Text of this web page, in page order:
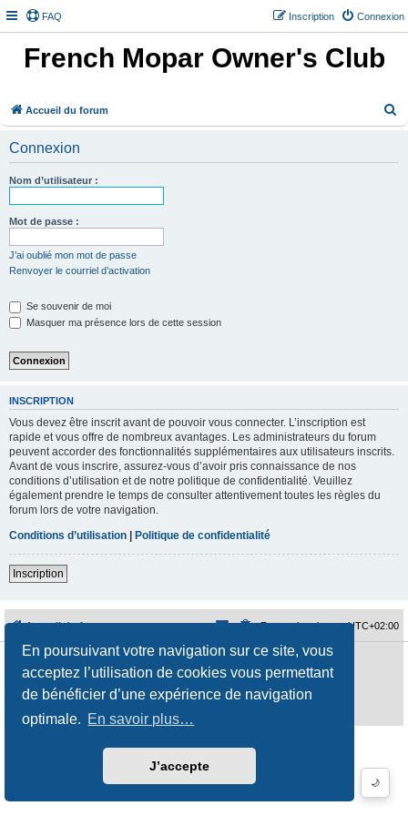
En poursuivant votre navigation sur ce site, vous
acceptez l’utilisation de cookies vous permettant
de bénéficier d’une expérience de navigation
optimale. En savoir plus…
J’accepte
FAQ Connexion
Inscription
French Mopar Owner's Club
Accueil du forum
🌙
Connexion
Nom d’utilisateur :
Mot de passe :
J’ai oublié mon mot de passe
Renvoyer le courriel d’activation
Se souvenir de moi
Masquer ma présence lors de cette session
INSCRIPTION
Vous devez être inscrit avant de pouvoir vous connecter. L’inscription est
rapide et vous offre de nombreux avantages. Les administrateurs du forum
peuvent accorder des fonctionnalités supplémentaires aux utilisateurs inscrits.
Avant de vous inscrire, assurez-vous d’avoir pris connaissance de nos
conditions d’utilisation et de notre politique de confidentialité. Veuillez
également prendre le temps de consulter attentivement toutes les règles du
forum lors de votre navigation.
Conditions d’utilisation | Politique de confidentialité
Inscription
Accueil du forum Fuseau horaire surUTC+02:00
Développé par phpBB ® Forum Software © phpBB Limited
Traduction française officielle©Qiaeru
Stylejeremiemeunierpar ©Fred Rimbert